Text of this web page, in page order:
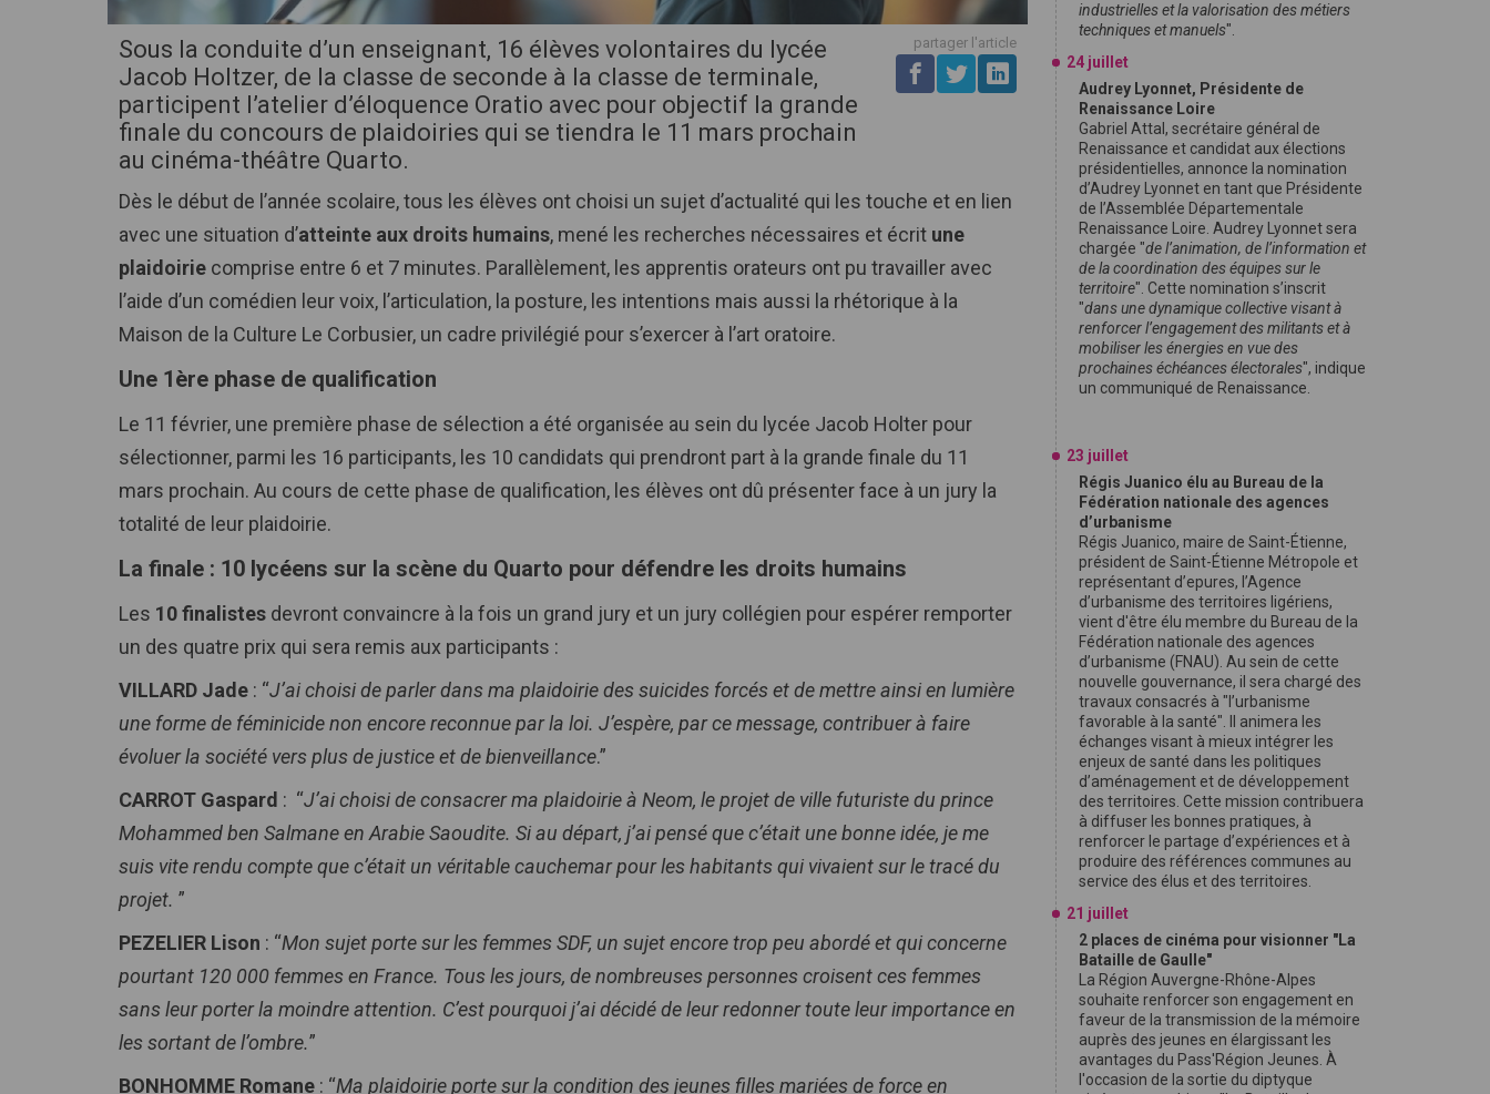
cliquez pour zoomer
Sous la conduite d’un enseignant, 16 élèves volontaires du lycée
Jacob Holtzer, de la classe de seconde à la classe de terminale,
participent l’atelier d’éloquence Oratio avec pour objectif la grande
finale du concours de plaidoiries qui se tiendra le 11 mars prochain
au cinéma-théâtre Quarto.
partager l'article
Dès le début de l’année scolaire, tous les élèves ont choisi un sujet d’actualité qui les touche et en lien
avec une situation d’atteinte aux droits humains, mené les recherches nécessaires et écrit une
plaidoirie comprise entre 6 et 7 minutes. Parallèlement, les apprentis orateurs ont pu travailler avec
l’aide d’un comédien leur voix, l’articulation, la posture, les intentions mais aussi la rhétorique à la
Maison de la Culture Le Corbusier, un cadre privilégié pour s’exercer à l’art oratoire.
Une 1ère phase de qualification
Le 11 février, une première phase de sélection a été organisée au sein du lycée Jacob Holter pour
sélectionner, parmi les 16 participants, les 10 candidats qui prendront part à la grande finale du 11
mars prochain. Au cours de cette phase de qualification, les élèves ont dû présenter face à un jury la
totalité de leur plaidoirie.
La finale : 10 lycéens sur la scène du Quarto pour défendre les droits humains
Les 10 finalistes devront convaincre à la fois un grand jury et un jury collégien pour espérer remporter
un des quatre prix qui sera remis aux participants :
VILLARD Jade : “J’ai choisi de parler dans ma plaidoirie des suicides forcés et de mettre ainsi en lumière
une forme de féminicide non encore reconnue par la loi. J’espère, par ce message, contribuer à faire
évoluer la société vers plus de justice et de bienveillance.”
CARROT Gaspard : “J’ai choisi de consacrer ma plaidoirie à Neom, le projet de ville futuriste du prince
Mohammed ben Salmane en Arabie Saoudite. Si au départ, j’ai pensé que c’était une bonne idée, je me
suis vite rendu compte que c’était un véritable cauchemar pour les habitants qui vivaient sur le tracé du
projet. ”
PEZELIER Lison : “Mon sujet porte sur les femmes SDF, un sujet encore trop peu abordé et qui concerne
pourtant 120 000 femmes en France. Tous les jours, de nombreuses personnes croisent ces femmes
sans leur porter la moindre attention. C’est pourquoi j’ai décidé de leur redonner toute leur importance en
les sortant de l’ombre.”
BONHOMME Romane : “Ma plaidoirie porte sur la condition des jeunes filles mariées de force en
industrielles et la valorisation des métiers
techniques et manuels".
24 juillet
Audrey Lyonnet, Présidente de
Renaissance Loire
Gabriel Attal, secrétaire général de
Renaissance et candidat aux élections
présidentielles, annonce la nomination
d’Audrey Lyonnet en tant que Présidente
de l’Assemblée Départementale
Renaissance Loire. Audrey Lyonnet sera
chargée "de l’animation, de l’information et
de la coordination des équipes sur le
territoire". Cette nomination s’inscrit
"dans une dynamique collective visant à
renforcer l’engagement des militants et à
mobiliser les énergies en vue des
prochaines échéances électorales", indique
un communiqué de Renaissance.
23 juillet
Régis Juanico élu au Bureau de la
Fédération nationale des agences
d’urbanisme
Régis Juanico, maire de Saint-Étienne,
président de Saint-Étienne Métropole et
représentant d’epures, l’Agence
d’urbanisme des territoires ligériens,
vient d'être élu membre du Bureau de la
Fédération nationale des agences
d’urbanisme (FNAU). Au sein de cette
nouvelle gouvernance, il sera chargé des
travaux consacrés à "l’urbanisme
favorable à la santé". Il animera les
échanges visant à mieux intégrer les
enjeux de santé dans les politiques
d’aménagement et de développement
des territoires. Cette mission contribuera
à diffuser les bonnes pratiques, à
renforcer le partage d’expériences et à
produire des références communes au
service des élus et des territoires.
21 juillet
2 places de cinéma pour visionner "La
Bataille de Gaulle"
La Région Auvergne-Rhône-Alpes
souhaite renforcer son engagement en
faveur de la transmission de la mémoire
auprès des jeunes en élargissant les
avantages du Pass'Région Jeunes. À
l'occasion de la sortie du diptyque